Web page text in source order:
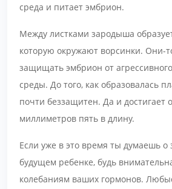
среда и питает эмбрион.
Между листками зародыша
которую окружают ворсинки. Они-
защищать эмбрион от
среды. До того, как образовалась
почти беззащитен. Да и достигает
миллиметров пять в длину.
Если уже в это время ты думаешь о
будущем ребенке, будь
колебаниям ваших гормонов.